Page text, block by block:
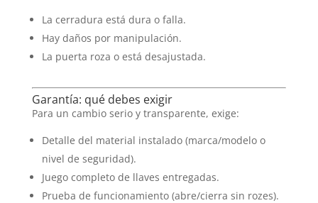
La cerradura está dura o falla.
Hay daños por manipulación.
La puerta roza o está desajustada.
Garantía: qué debes exigir
Para un cambio serio y transparente, exige:
Detalle del material instalado (marca/modelo o
nivel de seguridad).
Juego completo de llaves entregadas.
Prueba de funcionamiento (abre/cierra sin rozes).